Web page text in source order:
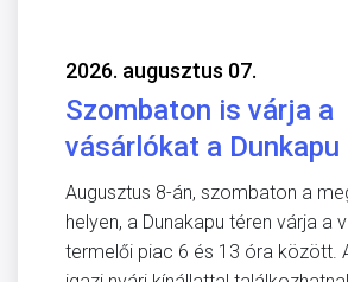
2026. augusztus 07.
Szombaton is várja a
vásárlókat a
Augusztus 8-án, szombaton a
helyen, a Dunakapu téren várja a
termelői piac 6 és 13 óra között.